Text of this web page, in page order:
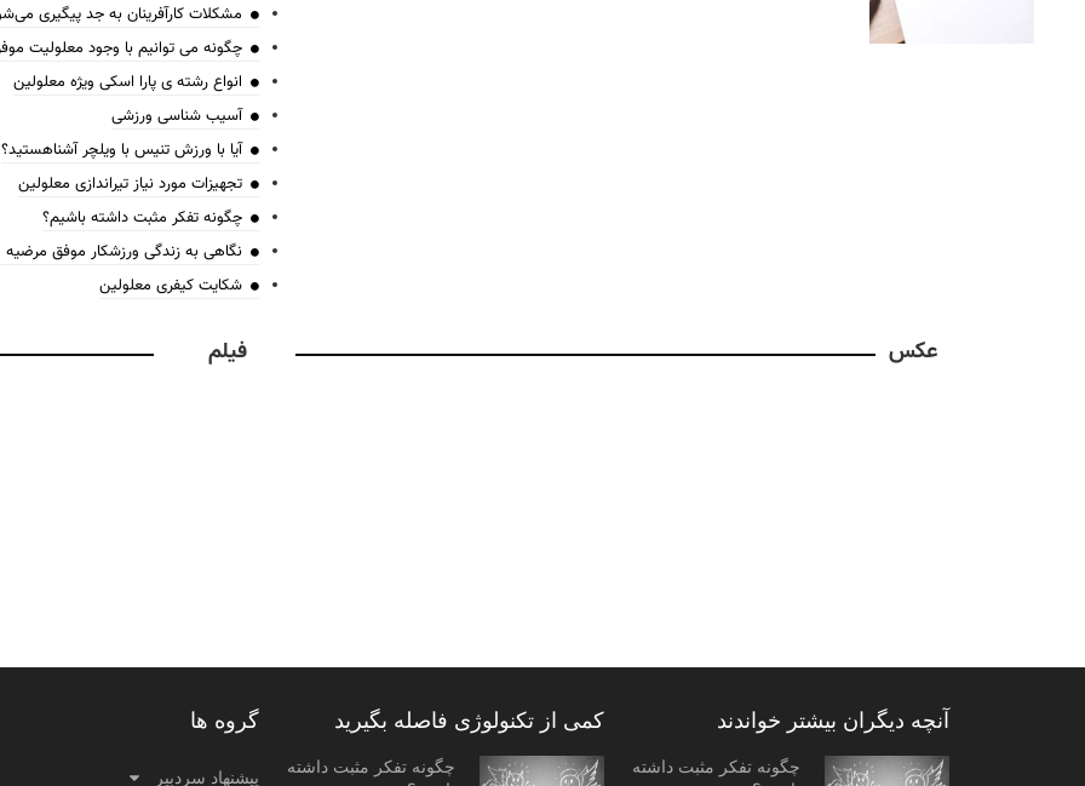
مشکلات کارآفرینان به جد پیگیری
چگونه می توانیم با وجود معلولیت
انواع رشته ی پارا اسکی ویژه معلولین
آسیب شناسی ورزشی
آیا با ورزش تنیس با ویلچر آشناهستید؟
تجهیزات مورد نیاز تیراندازی معلولین
چگونه تفکر مثبت داشته باشیم؟
نگاهی به زندگی ورزشکار موفق
شکایت کیفری معلولین
عکس فیلم
آنچه دیگران بیشتر خواندند
چگونه تفکر مثبت داشته
کمی از تکنولوژی فاصله بگیرید
چگونه تفکر مثبت داشته
گروه ها
پیشنهاد سردبیر